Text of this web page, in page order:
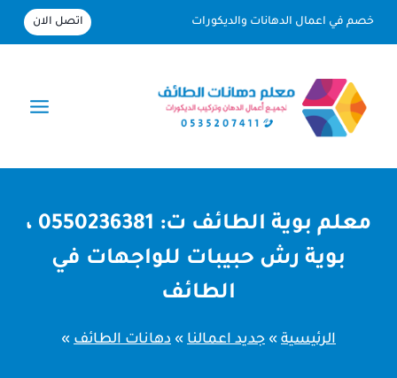
خصم في اعمال الدهانات والديكورات اتصل الان
معلم بوية الطائف ت: 0550236381 ،
بوية رش حبيبات للواجهات في
الطائف
الرئيسية » جديد اعمالنا » دهانات الطائف »